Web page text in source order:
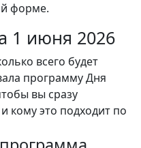
форме.
1 июня 2026
всего будет
программу Дня
вы сразу
кому это подходит по